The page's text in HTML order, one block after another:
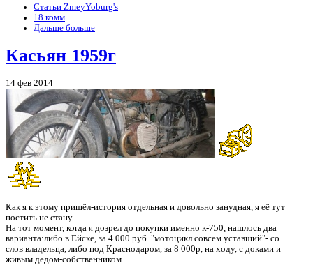
Статьи ZmeyYoburg's
18 комм
Дальше больше
Касьян 1959г
14 фев 2014
Как я к этому пришёл-история отдельная и довольно занудная, я её тут
постить не стану.
На тот момент, когда я дозрел до покупки именно к-750, нашлось два
варианта:либо в Ейске, за 4 000 руб. "мотоцикл совсем уставший"- со
слов владельца, либо под Краснодаром, за 8 000р, на ходу, с доками и
живым дедом-собственником.